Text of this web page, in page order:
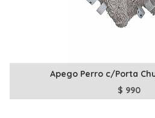
Apego Perro c/Porta
$ 990